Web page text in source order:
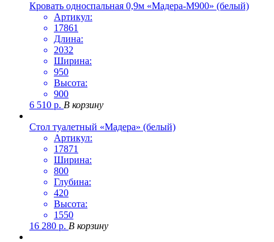
Кровать односпальная 0,9м «Мадера-М900» (белый)
Артикул:
17861
Длина:
2032
Ширина:
950
Высота:
900
6 510 р. В корзину
Стол туалетный «Мадера» (белый)
Артикул:
17871
Ширина:
800
Глубина:
420
Высота:
1550
16 280 р. В корзину